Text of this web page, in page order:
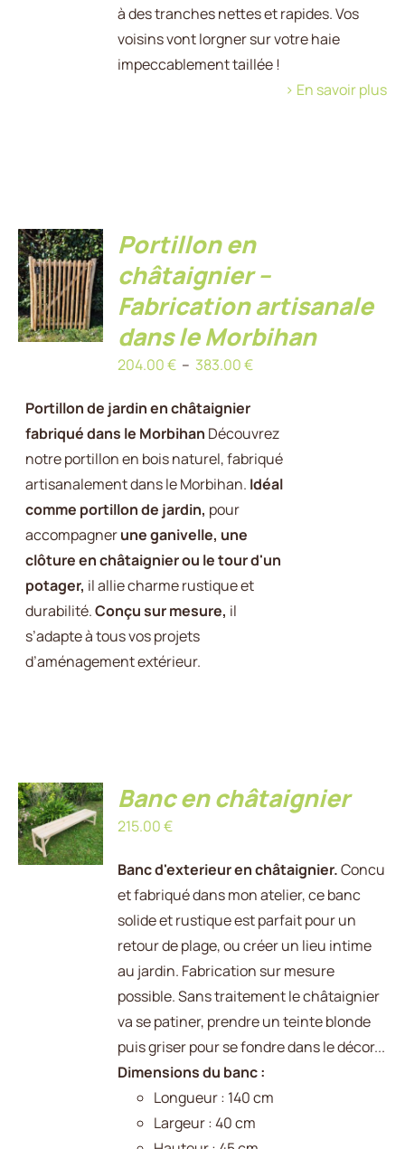
à des tranches nettes et rapides. Vos
voisins vont lorgner sur votre haie
impeccablement taillée !
> En savoir plus
CHOIX
DES
OPTIONS
CE
PRODUIT
A
PLUSIEURS
LES
OPTIONS
PEUVENT
ÊTRE
CHOISIES
SUR
LA
PAGE
DU
PRODUIT
/
DÉTAILS
Portillon en
châtaignier –
Fabrication artisanale
dans le Morbihan
204.00€ – 383.00€Plage
204.00 €
à
383.00 €
Portillon de jardin en châtaignier
fabriqué dans le Morbihan Découvrez
notre portillon en bois naturel, fabriqué
artisanalement dans le Morbihan. Idéal
comme portillon de jardin, pour
accompagnerune ganivelle, une
clôture en châtaignier ou le tour d'un
potager, il allie charme rustique et
durabilité.Conçu sur mesure, il
s’adapte à tous vos projets
d’aménagement extérieur.
AJOUTER
AU
PANIER
/
DÉTAILS
Banc en châtaignier
215.00€
Banc d'exterieur en châtaignier.Concu
et fabriqué dans mon atelier, ce banc
solide et rustique est parfait pour un
retour de plage, ou créer un lieu intime
au jardin. Fabrication sur mesure
possible. Sans traitement le châtaignier
va se patiner, prendre un teinte blonde
puis griser pour se fondre dans le décor...
Dimensions du banc :
Longueur : 140 cm
Largeur : 40 cm